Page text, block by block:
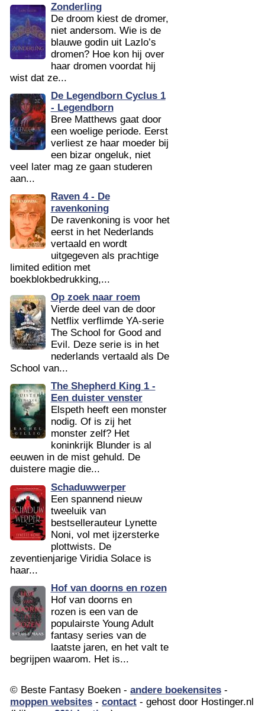
Zonderling
De droom kiest de dromer,
niet andersom. Wie is de
blauwe godin uit Lazlo’s
dromen? Hoe kon hij over
haar dromen voordat hij
wist dat ze...
De Legendborn Cyclus 1
- Legendborn
Bree Matthews gaat door
een woelige periode. Eerst
verliest ze haar moeder bij
een bizar ongeluk, niet
veel later mag ze gaan studeren
aan...
Raven 4 - De
ravenkoning
De ravenkoning is voor het
eerst in het Nederlands
vertaald en wordt
uitgegeven als prachtige
limited edition met
boekblokbedrukking,...
Op zoek naar roem
Vierde deel van de door
Netflix verflimde YA-serie
The School for Good and
Evil. Deze serie is in het
nederlands vertaald als De
School van...
The Shepherd King 1 -
Een duister venster
Elspeth heeft een monster
nodig. Of is zij het
monster zelf? Het
koninkrijk Blunder is al
eeuwen in de mist gehuld. De
duistere magie die...
Schaduwwerper
Een spannend nieuw
tweeluik van
bestsellerauteur Lynette
Noni, vol met ijzersterke
plottwists. De
zeventienjarige Viridia Solace is
haar...
Hof van doorns en rozen
Hof van doorns en
rozen is een van de
populairste Young Adult
fantasy series van de
laatste jaren, en het valt te
begrijpen waarom. Het is...
© Beste Fantasy Boeken - andere boekensites -
moppen websites - contact - gehost door Hostinger.nl